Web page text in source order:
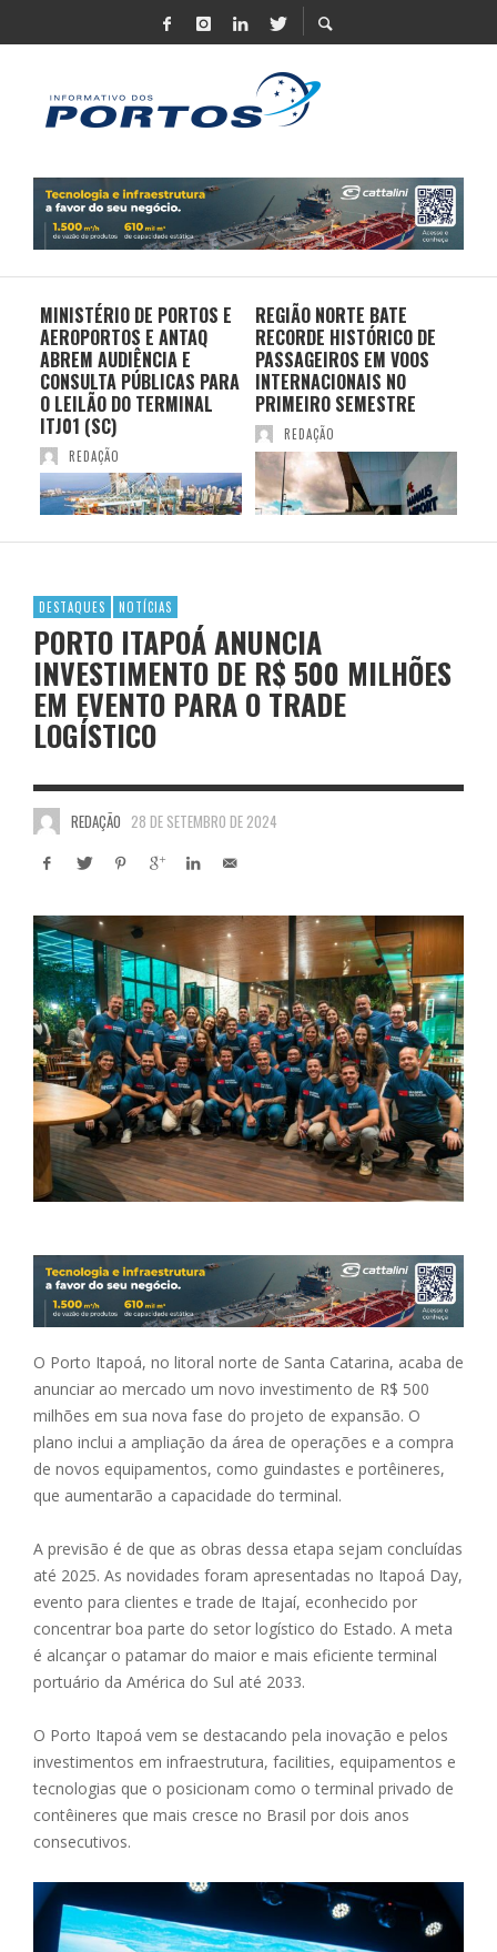
MINISTÉRIO DE PORTOS E
AEROPORTOS E ANTAQ
ABREM AUDIÊNCIA E
CONSULTA PÚBLICAS PARA
O LEILÃO DO TERMINAL
ITJ01 (SC)
REDAÇÃO
REGIÃO NORTE BATE
RECORDE HISTÓRICO DE
PASSAGEIROS EM VOOS
INTERNACIONAIS NO
PRIMEIRO SEMESTRE
REDAÇÃO
DESTAQUES NOTÍCIAS
PORTO ITAPOÁ ANUNCIA
INVESTIMENTO DE R$ 500 MILHÕES
EM EVENTO PARA O TRADE
LOGÍSTICO
REDAÇÃO 28 DE SETEMBRO DE 2024
O Porto Itapoá, no litoral norte de Santa Catarina, acaba de
anunciar ao mercado um novo investimento de R$ 500
milhões em sua nova fase do projeto de expansão. O
plano inclui a ampliação da área de operações e a compra
de novos equipamentos, como guindastes e portêineres,
que aumentarão a capacidade do terminal.
A previsão é de que as obras dessa etapa sejam concluídas
até 2025. As novidades foram apresentadas no Itapoá Day,
evento para clientes e trade de Itajaí, econhecido por
concentrar boa parte do setor logístico do Estado. A meta
é alcançar o patamar do maior e mais eficiente terminal
portuário da América do Sul até 2033.
O Porto Itapoá vem se destacando pela inovação e pelos
investimentos em infraestrutura, facilities, equipamentos e
tecnologias que o posicionam como o terminal privado de
contêineres que mais cresce no Brasil por dois anos
consecutivos.